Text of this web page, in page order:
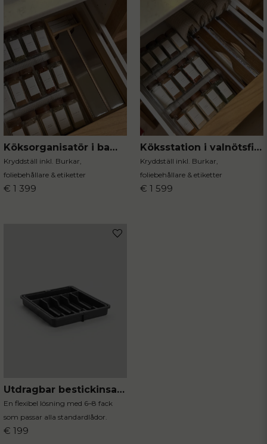
Köksorganisatör i bambu & valnöt
Kryddställ inkl. Burkar,
foliebehållare & etiketter
€ 1 399
Köksstation i valnötsfinish
Kryddställ inkl. Burkar,
foliebehållare & etiketter
€ 1 599
Utdragbar bestickinsats svart
En flexibel lösning med 6–8 fack
som passar alla standardlådor.
€ 199